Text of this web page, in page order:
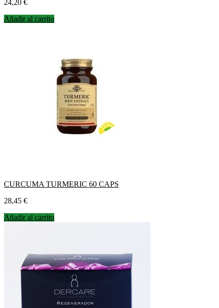
24,20 €
Añadir al carrito
CURCUMA TURMERIC 60 CAPS
Precio
28,45 €
Añadir al carrito